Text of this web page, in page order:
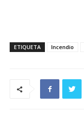
ETIQUETA Incendio